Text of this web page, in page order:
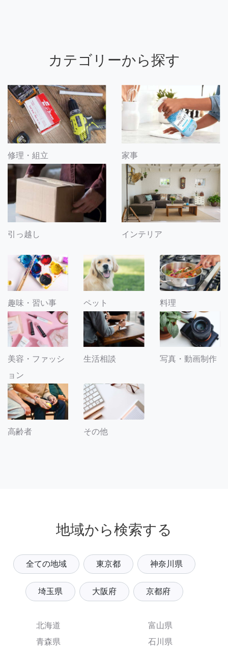
カテゴリーから探す
修理・組立 家事
引っ越し インテリア
趣味・習い事 ペット 料理
美容・ファッシ
ョン
生活相談 写真・動画制作
高齢者 その他
地域から検索する
全ての地域 東京都 神奈川県
埼玉県 大阪府 京都府
北海道
青森県
富山県
石川県